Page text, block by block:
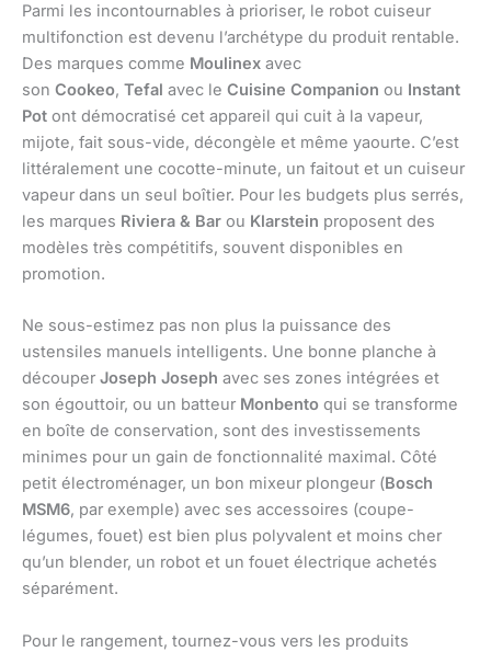
Parmi les incontournables à prioriser, le robot cuiseur
multifonction est devenu l’archétype du produit rentable.
Des marques comme Moulinex avec
son Cookeo, Tefal avec le Cuisine Companion ou Instant
Pot ont démocratisé cet appareil qui cuit à la vapeur,
mijote, fait sous-vide, décongèle et même yaourte. C’est
littéralement une cocotte-minute, un faitout et un cuiseur
vapeur dans un seul boîtier. Pour les budgets plus serrés,
les marques Riviera & Bar ou Klarstein proposent des
modèles très compétitifs, souvent disponibles en
promotion.
Ne sous-estimez pas non plus la puissance des
ustensiles manuels intelligents. Une bonne planche à
découper Joseph Joseph avec ses zones intégrées et
son égouttoir, ou un batteur Monbento qui se transforme
en boîte de conservation, sont des investissements
minimes pour un gain de fonctionnalité maximal. Côté
petit électroménager, un bon mixeur plongeur (Bosch
MSM6, par exemple) avec ses accessoires (coupe-
légumes, fouet) est bien plus polyvalent et moins cher
qu’un blender, un robot et un fouet électrique achetés
séparément.
Pour le rangement, tournez-vous vers les produits